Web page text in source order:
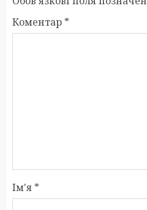
Коментар *
Ім'я *